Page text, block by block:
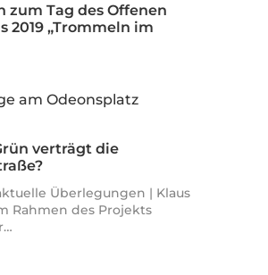
zum Tag des Offenen
2019 „Trommeln im
verträgt die
Überlegungen | Klaus
Rahmen des Projekts